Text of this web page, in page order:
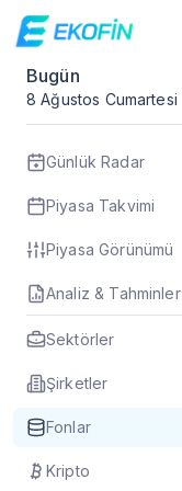
Bugün
8 Ağustos Cumartesi
Günlük Radar
Piyasa Takvimi
Piyasa Görünümü
Analiz & Tahminler
Sektörler
Şirketler
Fonlar
Kripto